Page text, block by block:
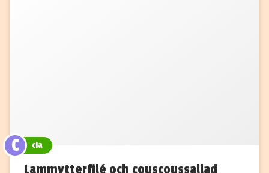
C cia
Lammytterfilé och couscoussallad